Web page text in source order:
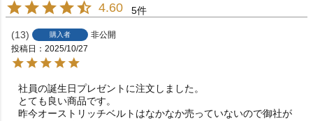
4.60 5
13 購入者
非公開
投稿日
2025/10/27
社員の誕生日プレゼントに注文しました。
とても良い商品です。
昨今オーストリッチベルトはなかなか売っていないので御社が